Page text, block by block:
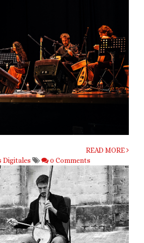
READ MORE
Digitales
0 Comments